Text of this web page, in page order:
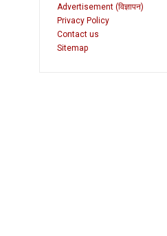
Advertisement (विज्ञापन)
Privacy Policy
Contact us
Sitemap